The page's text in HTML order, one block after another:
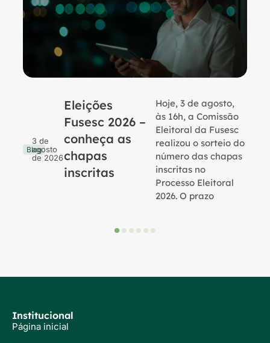
Blog
3 de
agosto
de 2026
Eleições
Fusesc 2026 –
conheça as
chapas
inscritas
Hoje, 3 de agosto,
às 16h, a Comissão
Eleitoral da Fusesc
realizou o sorteio do
número das chapas
inscritas no
Processo Eleitoral
2026. O prazo
Institucional
Página inicial